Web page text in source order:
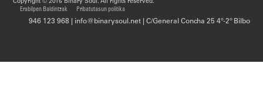
Copyright © 2015 Binary Soul. All rights reserved.
Erabilpen Baldintzak
Pribatutasun politika
946 123 968 | info@binarysoul.net | C/General Concha 25 4º-2º Bilbo